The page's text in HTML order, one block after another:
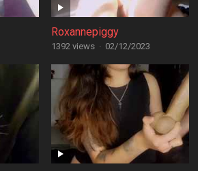
Roxannepiggy
1392 views · 02/12/2023